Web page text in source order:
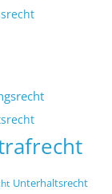
Unterhaltsrecht